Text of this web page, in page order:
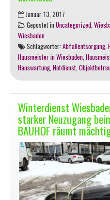
Räumdienst:
Sturmtief
„Egon“
fegt
durch
Wiesbaden
Januar 13, 2017
Gepostet inUncategorized,
Wiesbaden
Schlagwörter:Abfallentsorgung,
Hausmeister in Wiesbaden,
Hauswartung,Notdienst,
Winterdienst
starker Neuzugang
BAUHOF räumt